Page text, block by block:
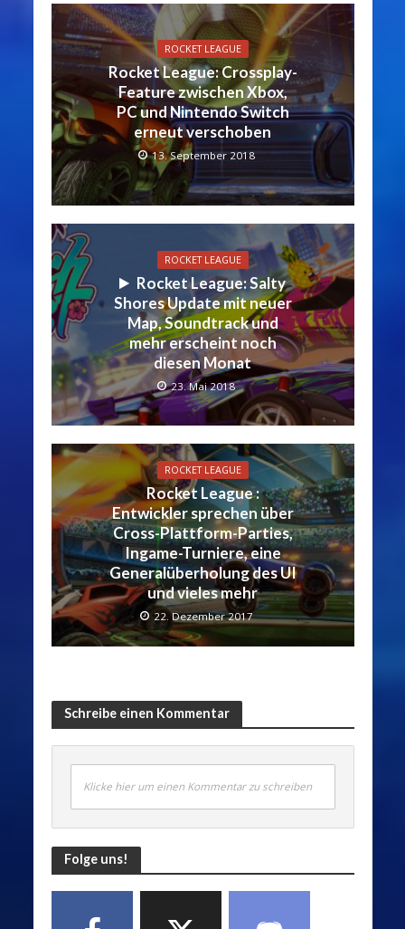
ROCKET LEAGUE
Rocket League: Crossplay-
Feature zwischen Xbox,
PC und Nintendo Switch
erneut verschoben
13. September 2018
ROCKET LEAGUE
Rocket League: Salty
Shores Update mit neuer
Map, Soundtrack und
mehr erscheint noch
diesen Monat
23. Mai 2018
ROCKET LEAGUE
Rocket League :
Entwickler sprechen über
Cross-Plattform-Parties,
Ingame-Turniere, eine
Generalüberholung des UI
und vieles mehr
22. Dezember 2017
Schreibe einen Kommentar
Klicke hier um einen Kommentar zu schreiben
Folge uns!